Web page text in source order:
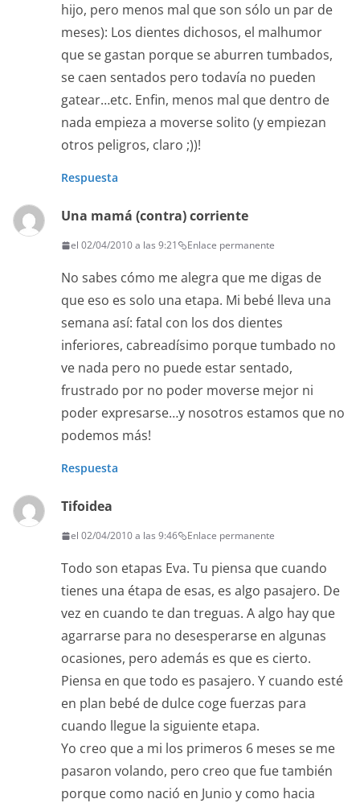
hijo, pero menos mal que son sólo un par de
meses): Los dientes dichosos, el malhumor
que se gastan porque se aburren tumbados,
se caen sentados pero todavía no pueden
gatear…etc. Enfin, menos mal que dentro de
nada empieza a moverse solito (y empiezan
otros peligros, claro ;))!
Respuesta
Una mamá (contra) corriente
el 02/04/2010 a las 9:21 Enlace permanente
No sabes cómo me alegra que me digas de
que eso es solo una etapa. Mi bebé lleva una
semana así: fatal con los dos dientes
inferiores, cabreadísimo porque tumbado no
ve nada pero no puede estar sentado,
frustrado por no poder moverse mejor ni
poder expresarse…y nosotros estamos que no
podemos más!
Respuesta
Tifoidea
el 02/04/2010 a las 9:46 Enlace permanente
Todo son etapas Eva. Tu piensa que cuando
tienes una étapa de esas, es algo pasajero. De
vez en cuando te dan treguas. A algo hay que
agarrarse para no desesperarse en algunas
ocasiones, pero además es que es cierto.
Piensa en que todo es pasajero. Y cuando esté
en plan bebé de dulce coge fuerzas para
cuando llegue la siguiente etapa.
Yo creo que a mi los primeros 6 meses se me
pasaron volando, pero creo que fue también
porque como nació en Junio y como hacia